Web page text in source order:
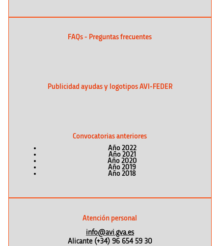
FAQs - Preguntas frecuentes
Publicidad ayudas y logotipos AVI-FEDER
Convocatorias anteriores
Año 2022
Año 2021
Año 2020
Año 2019
Año 2018
Atención personal
info@avi.gva.es
Alicante (+34) 96 654 59 30